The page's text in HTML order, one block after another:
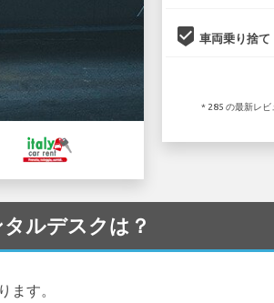
beenhere 車両乗り捨て
* 285 の最新レビ
ルデスクは？
ます。